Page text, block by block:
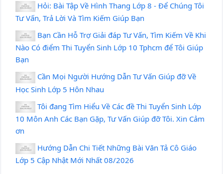
Hỏi: Bài Tập Về Hình Thang Lớp 8 - Để Chúng Tôi
Tư Vấn, Trả Lời Và Tìm Kiếm Giúp Bạn
Bạn Cần Hỗ Trợ Giải đáp Tư Vấn, Tìm Kiếm Về Khi
Nào Có điểm Thi Tuyển Sinh Lớp 10 Tphcm để Tôi Giúp
Bạn
Cần Mọi Người Hướng Dẫn Tư Vấn Giúp đỡ Về
Học Sinh Lớp 5 Hôn Nhau
Tôi đang Tìm Hiểu Về Các đề Thi Tuyển Sinh Lớp
10 Môn Anh Các Bạn Gặp, Tư Vấn Giúp đỡ Tôi. Xin Cảm
ơn
Hướng Dẫn Chi Tiết Những Bài Văn Tả Cô Giáo
Lớp 5 Cập Nhật Mới Nhất 08/2026